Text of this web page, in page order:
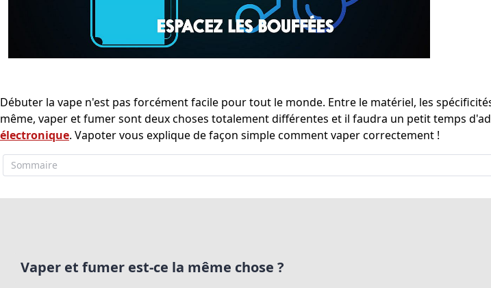
Débuter la vape n'est pas forcément facile pour tout le monde. Entre le matériel, les
même, vaper et fumer sont deux choses totalement différentes et il faudra un petit temps
électronique. Vapoter vous explique de façon simple comment vaper correctement !
Sommaire
Vaper et fumer est-ce la même chose ?